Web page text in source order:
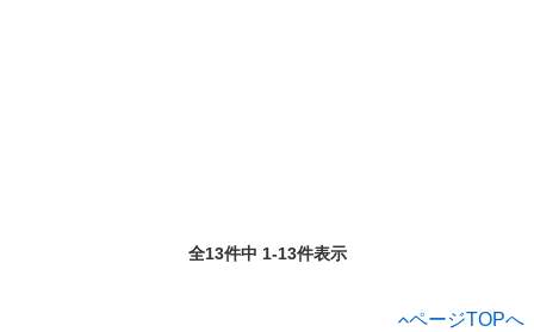
全13件中 1-13件表示
ページTOPへ